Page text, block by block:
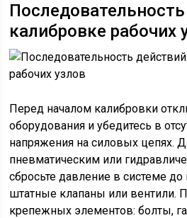
калибровке рабочих
Перед началом калибровки
оборудования и убедитесь в
напряжения на силовых цепях.
пневматическим или
сбросьте давление в системе до
штатные клапаны или вентили.
крепежных элементов: болты,